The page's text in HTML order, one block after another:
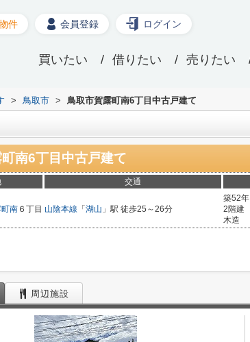
件 会員登録 ログイン
買いたい 借りたい 売りたい
> 鳥取市 > 鳥取市賀露町南6丁目中古戸建て
南6丁目中古戸建て
交通
南 ６丁目 山陰本線 「 湖山 」駅 徒歩25～26分
築52年
2階建
木造
周辺施設